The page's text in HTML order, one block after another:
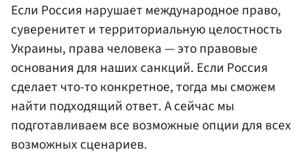
Если Россия нарушает международное право,
суверенитет и территориальную целостность
Украины, права человека — это правовые
основания для наших санкций. Если Россия
сделает что-то конкретное, тогда мы сможем
найти подходящий ответ. А сейчас мы
подготавливаем все возможные опции для всех
возможных сценариев.